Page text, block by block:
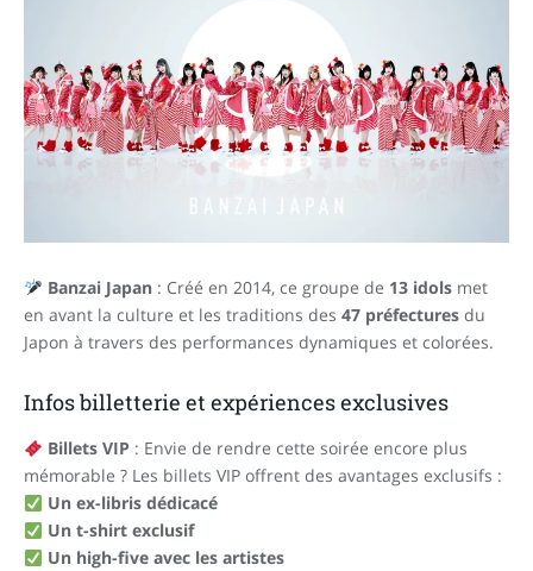
Banzai Japan: Créé en 2014, ce groupe de 13 idolsmet
en avant la culture et les traditions des 47 préfectures du
Japon à travers des performances dynamiques et colorées.
Infos billetterie et expériences exclusives
Billets VIP : Envie de rendre cette soirée encore plus
mémorable ? Les billets VIP offrent des avantages exclusifs :
Un ex-libris dédicacé
Un t-shirt exclusif
Un high-five avec les artistes